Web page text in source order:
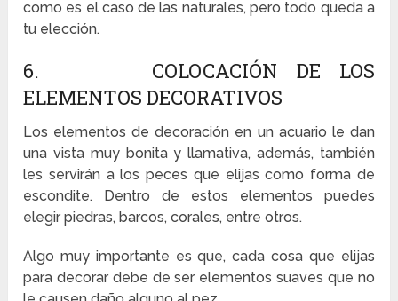
como es el caso de las naturales, pero todo queda a
tu elección.
6. COLOCACIÓN DE LOS
ELEMENTOS DECORATIVOS
Los elementos de decoración en un acuario le dan
una vista muy bonita y llamativa, además, también
les servirán a los peces que elijas como forma de
escondite. Dentro de estos elementos puedes
elegir piedras, barcos, corales, entre otros.
Algo muy importante es que, cada cosa que elijas
para decorar debe de ser elementos suaves que no